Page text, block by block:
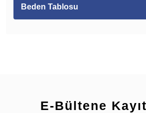
Beden Tablosu
E-Bültene